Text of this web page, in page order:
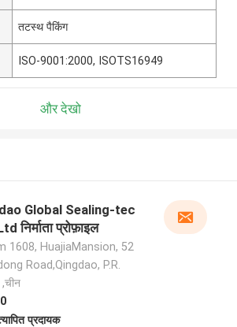
तटस्थ पैकिंग
ISO-9001:2000, ISOTS16949
और देखो
Global Sealing-tec
निर्माता प्रोफ़ाइल
1608, HuajiaMansion, 52
Road,Qingdao, P.R.
प्रदायक